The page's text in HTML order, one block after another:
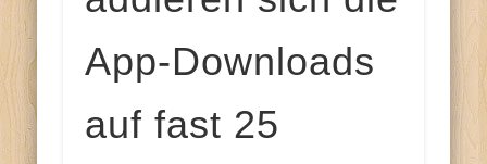
App-Downloads
auf fast 25